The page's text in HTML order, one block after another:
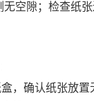
无空隙；检查纸张
，确认纸张放置